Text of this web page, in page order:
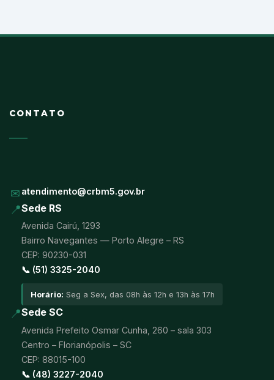
CONTATO
✉ atendimento@crbm5.gov.br
📍Sede RS
Avenida Cairú, 1293
Bairro Navegantes — Porto Alegre – RS
CEP: 90230-031
📞 (51) 3325-2040
Horário: Seg a Sex, das 08h às 12h e 13h às 17h
📍Sede SC
Avenida Prefeito Osmar Cunha, 260 – sala 303
Centro – Florianópolis – SC
CEP: 88015-100
📞 (48) 3227-2040